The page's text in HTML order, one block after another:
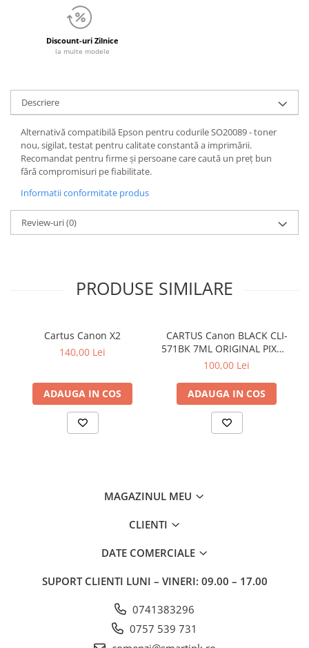
Discount-uri Zilnice
la multe modele
Descriere
Alternativă compatibilă Epson pentru codurile SO20089 - toner
nou, sigilat, testat pentru calitate constantă a imprimării.
Recomandat pentru firme și persoane care caută un preț bun
fără compromisuri pe fiabilitate.
Informatii conformitate produs
Review-uri(0)
PRODUSE SIMILARE
Cartus Canon X2
140,00 Lei
ADAUGA IN COS
CARTUS Canon BLACK CLI-
571BK 7ML ORIGINAL PIXMA
MG6850
100,00 Lei
ADAUGA IN COS
MAGAZINUL MEU
CLIENTI
DATE COMERCIALE
SUPORT CLIENTI LUNI – VINERI: 09.00 – 17.00
0741383296
0757 539 731